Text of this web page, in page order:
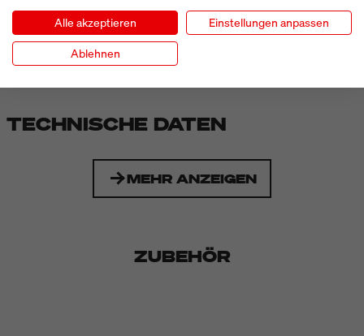
Kennzeichnungslösung, die sich jederzeit flexibel erweitern
lässt. Neue Anforderungen an Produktion, Effizienz oder
Nachhaltigkeit lassen sich problemlos integrieren und
sichern dauerhaft leistungsstarke, wirtschaftliche Prozesse.
TECHNISCHE DATEN
MEHR ANZEIGEN
ZUBEHÖR
Alle akzeptieren Einstellungen anpassen
Ablehnen